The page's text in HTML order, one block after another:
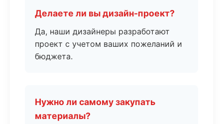
Делаете ли вы дизайн-проект?
Да, наши дизайнеры разработают
проект с учетом ваших пожеланий и
бюджета.
Нужно ли самому закупать
материалы?